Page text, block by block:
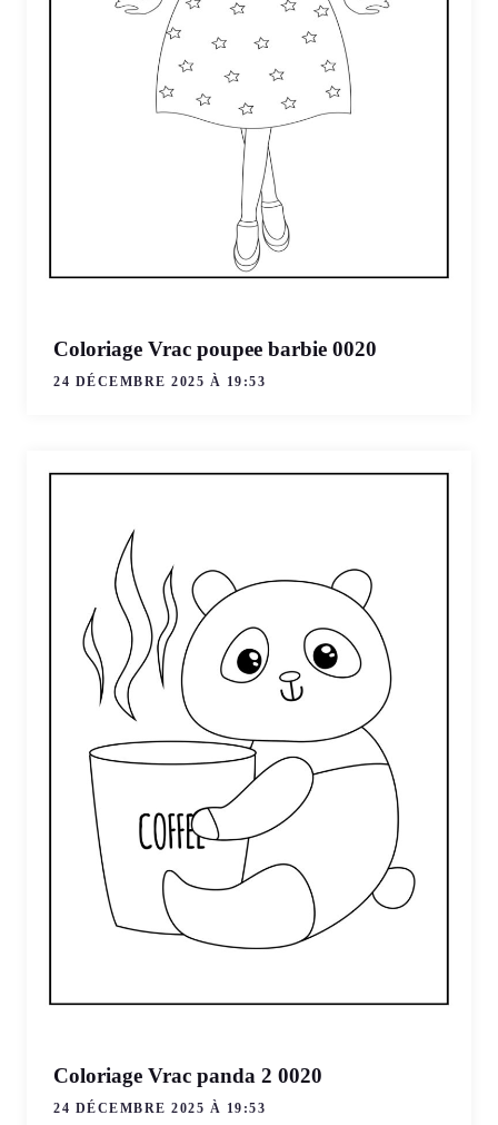
Coloriage Vrac poupee barbie 0020
24 DÉCEMBRE 2025 À 19:53
Coloriage Vrac panda 2 0020
24 DÉCEMBRE 2025 À 19:53